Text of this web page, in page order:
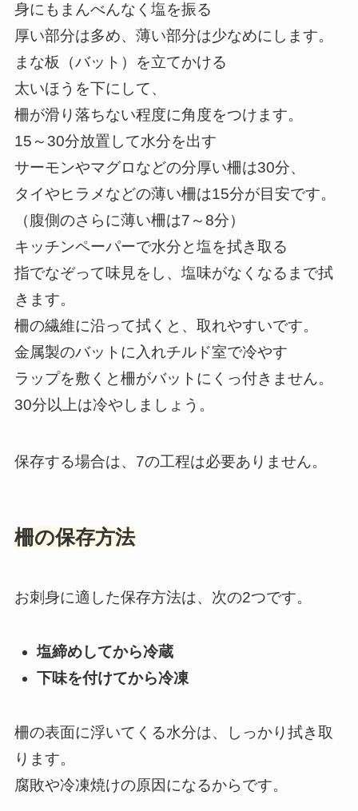
身にもまんべんなく塩を振る
厚い部分は多め、薄い部分は少なめにします。
まな板（バット）を立てかける
太いほうを下にして、
柵が滑り落ちない程度に角度をつけます。
15～30分放置して水分を出す
サーモンやマグロなどの分厚い柵は30分、
タイやヒラメなどの薄い柵は15分が目安です。
（腹側のさらに薄い柵は7～8分）
キッチンペーパーで水分と塩を拭き取る
指でなぞって味見をし、塩味がなくなるまで拭
きます。
柵の繊維に沿って拭くと、取れやすいです。
金属製のバットに入れチルド室で冷やす
ラップを敷くと柵がバットにくっ付きません。
30分以上は冷やしましょう。
保存する場合は、7の工程は必要ありません。
柵の保存方法
お刺身に適した保存方法は、次の2つです。
塩締めしてから冷蔵
下味を付けてから冷凍
柵の表面に浮いてくる水分は、しっかり拭き取
ります。
腐敗や冷凍焼けの原因になるからです。